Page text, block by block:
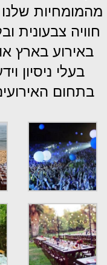
מהמומחיות
חוויה צבעונית
באירוע בארץ
בתחום